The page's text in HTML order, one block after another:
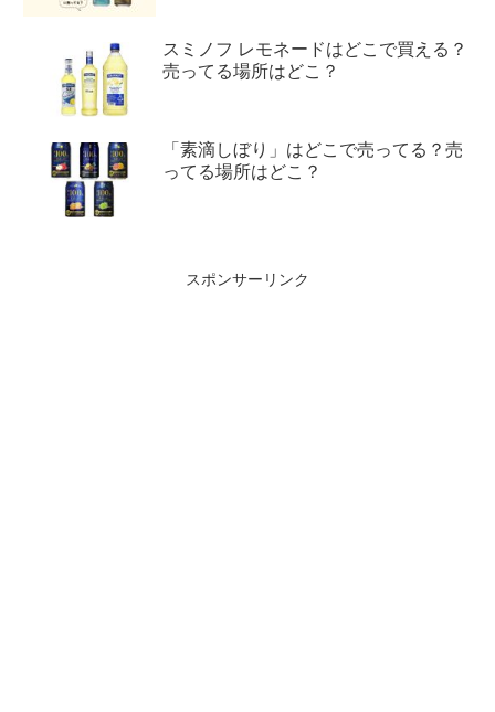
スミノフ レモネードはどこで買える？
売ってる場所はどこ？
「素滴しぼり」はどこで売ってる？売
ってる場所はどこ？
スポンサーリンク